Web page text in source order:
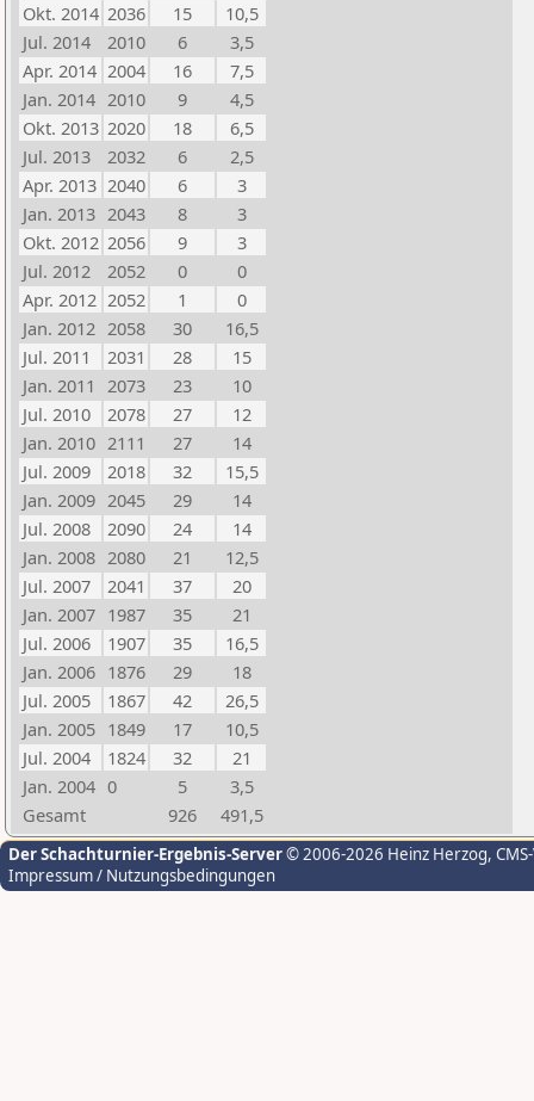
Okt. 2014 2036 15
10,5
Jul. 2014
2010 6
3,5
Apr. 2014 2004 16
7,5
Jan. 2014 2010 9
4,5
Okt. 2013 2020 18
6,5
Jul. 2013
2032 6
2,5
Apr. 2013 2040 6
3
Jan. 2013 2043 8
3
Okt. 2012 2056 9
3
Jul. 2012
2052 0
0
Apr. 2012 2052 1
0
Jan. 2012 2058 30
16,5
Jul. 2011
2031 28
15
Jan. 2011 2073 23
10
Jul. 2010
2078 27
12
Jan. 2010 2111 27
14
Jul. 2009
2018 32
15,5
Jan. 2009 2045 29
14
Jul. 2008
2090 24
14
Jan. 2008 2080 21
12,5
Jul. 2007
2041 37
20
Jan. 2007 1987 35
21
Jul. 2006
1907 35
16,5
Jan. 2006 1876 29
18
Jul. 2005
1867 42
26,5
Jan. 2005 1849 17
10,5
Jul. 2004
1824 32
21
Jan. 2004 0 5
3,5
Gesamt
926 491,5
Der Schachturnier-Ergebnis-Server© 2006-2026 Heinz Herzog,
Impressum / Nutzungsbedingungen